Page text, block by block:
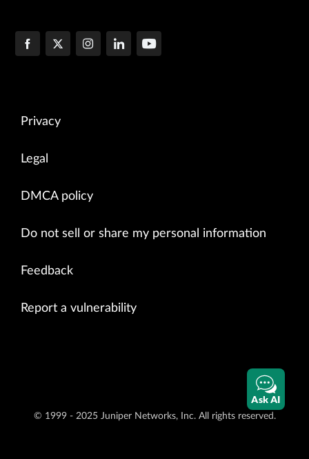
Privacy
Legal
DMCA policy
Do not sell or share my personal information
Feedback
Report a vulnerability
© 1999 - 2025 Juniper Networks, Inc. All rights reserved.
Ask AI